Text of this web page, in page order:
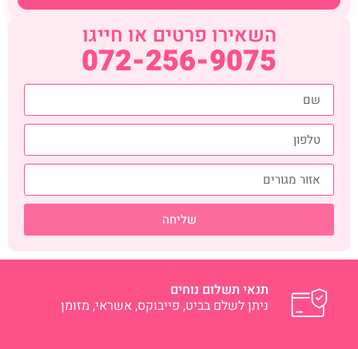
השאירו פרטים או חייגו
072-256-9075
שליחה
תנאי תשלום נוחים
ניתן לשלם בביט, פייבוקס, אשראי, מזומן